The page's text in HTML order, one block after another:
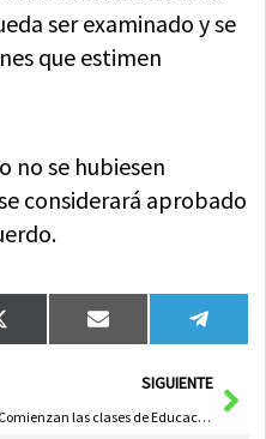
ser examinado y se
que estimen
no se hubiesen
considerará aprobado
Compartir
en
X
(Twitter)
Compartir
en
Email
en
SIGUIENTE
Comienzan las clases de Educación Vial en los colegios